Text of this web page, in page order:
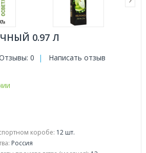
0.97 Л
0 | Написать отзыв
коробе: 12 шт.
Россия